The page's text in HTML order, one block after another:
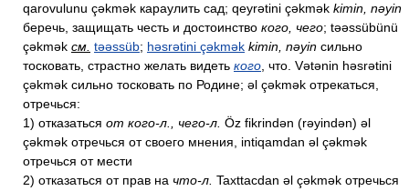
qarovulunu çəkmək караулить сад; qeyrətini çəkmək kimin, nəyin
беречь, защищать честь и достоинство кого, чего; təəssübünü
çəkmək см. təəssüb; həsrətini çəkmək kimin, nəyin сильно
тосковать, страстно желать видеть кого , что. Vətənin həsrətini
çəkmək сильно тосковать по Родине; əl çəkmək отрекаться,
отречься:
1) отказаться от кого-л., чего-л. Öz fikrindən (rəyindən) əl
çəkmək отречься от своего мнения, intiqamdan əl çəkmək
отречься от мести
2) отказаться от прав на что-л. Taxttacdan əl çəkmək отречься